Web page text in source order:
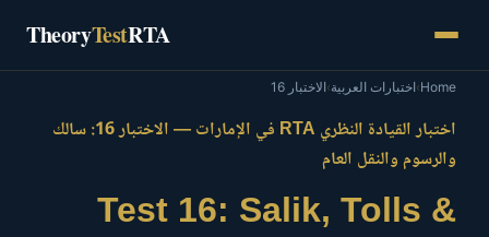
TheoryTestRTA
Home
›اختبارات العربية›الاختبار 16
اختبار القيادة النظري RTA في الإمارات — الاختبار 16: سالك
والرسوم والنقل العام
Test 16: Salik, Tolls &